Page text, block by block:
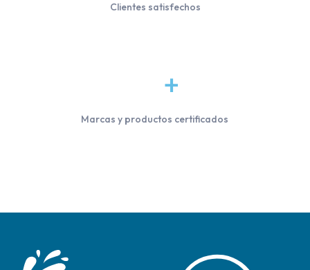
Clientes satisfechos
+
Marcas y productos certificados